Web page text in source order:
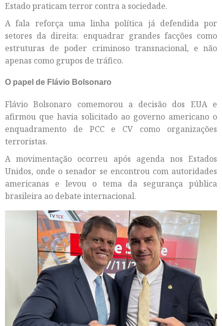
Estado praticam terror contra a sociedade.
A fala reforça uma linha política já defendida por
setores da direita: enquadrar grandes facções como
estruturas de poder criminoso transnacional, e não
apenas como grupos de tráfico.
O papel de Flávio Bolsonaro
Flávio Bolsonaro comemorou a decisão dos EUA e
afirmou que havia solicitado ao governo americano o
enquadramento de PCC e CV como organizações
terroristas.
A movimentação ocorreu após agenda nos Estados
Unidos, onde o senador se encontrou com autoridades
americanas e levou o tema da segurança pública
brasileira ao debate internacional.